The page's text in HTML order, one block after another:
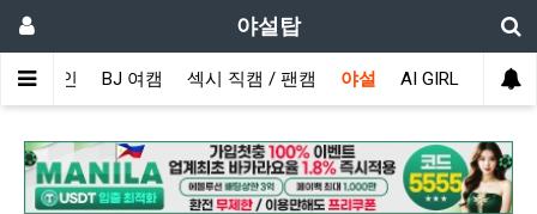
야설탑
메인 BJ 여캠 섹시 직캠 / 팬캠 야설 AI GIRL